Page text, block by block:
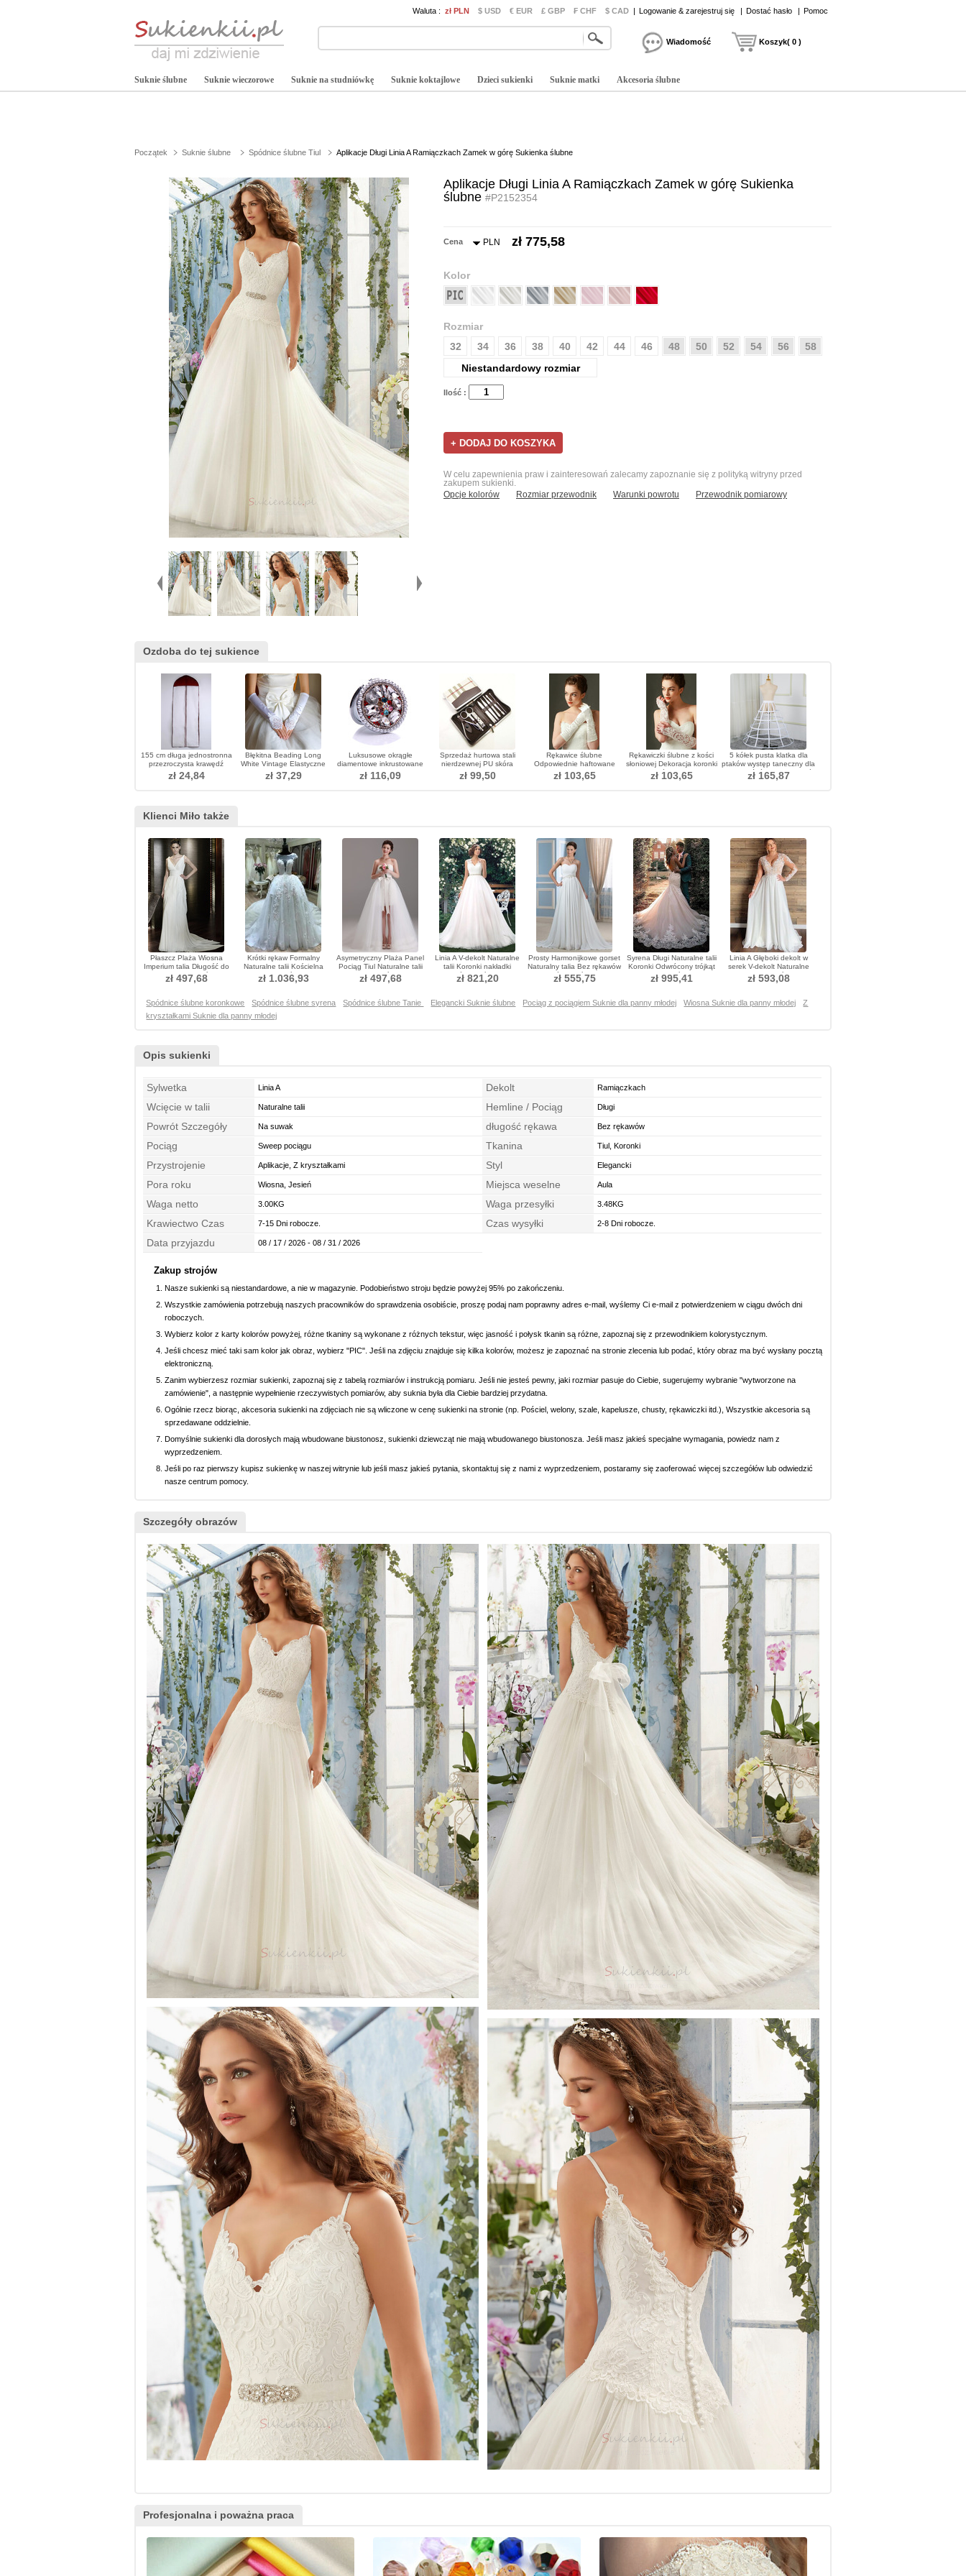
Waluta : zł PLN $ USD € EUR £ GBP ₣ CHF $ CAD | Logowanie & zarejestruj się | Dostać hasło | Pomoc
Wiadomość Koszyk( 0 )
Suknie ślubne Suknie wieczorowe Suknie na studniówkę Suknie koktajlowe Dzieci sukienki Suknie matki Akcesoria ślubne
Początek Suknie ślubne Spódnice ślubne Tiul Aplikacje Długi Linia A Ramiączkach Zamek w górę Sukienka ślubne
Aplikacje Długi Linia A Ramiączkach Zamek w górę Sukienka
ślubne #P2152354
Cena PLN zł 775,58
Kolor
Rozmiar
32
34 36 38 40 42 44 46 48 50 52 54 56
58
Niestandardowy rozmiar
Ilość :
W celu zapewnienia praw i zainteresowań zalecamy zapoznanie się z polityką witryny przed
zakupem sukienki.
Opcje kolorów
Rozmiar przewodnik Warunki powrotu Przewodnik pomiarowy
Ozdoba do tej sukience
155 cm długa jednostronna
przezroczysta krawędź
pokryta kurzem suknia
ślubna worek na kurz
zł 24,84
Błękitna Beading Long
White Vintage Elastyczne
Rękawiczki Satyna
zł 37,29
Luksusowe okrągłe
diamentowe inkrustowane
składane ozdoby
zł 116,09
Sprzedaż hurtowa stali
nierdzewnej PU skóra
najwyższej klasy garnitury
klipy do paznokci
zł 99,50
Rękawice ślubne
Odpowiednie haftowane
satynowe palce pełne
zł 103,65
Rękawiczki ślubne z kości
słoniowej Dekoracja koronki
tkaniny Półprzezroczyste
jesień
zł 103,65
5 kółek pusta klatka dla
ptaków występ taneczny dla
nowożeńców cosplay pięć
kółek z regulowaną halką
zł 165,87
Klienci Miło także
Płaszcz Plaża Wiosna
Imperium talia Długość do
podłogi Sukienka ślubne
zł 497,68
Krótki rękaw Formalny
Naturalne talii Kościelna
Sukienka ślubne
zł 1.036,93
Asymetryczny Plaża Panel
Pociąg Tiul Naturalne talii
Sukienka ślubne
zł 497,68
Linia A V-dekolt Naturalne
talii Koronki nakładki
Spódnica ślubne
zł 821,20
Prosty Harmonijkowe gorset
Naturalny talia Bez rękawów
Spódnica ślubne
zł 555,75
Syrena Długi Naturalne talii
Koronki Odwrócony trójkąt
Sukienka ślubne
zł 995,41
Linia A Głęboki dekolt w
serek V-dekolt Naturalne
talii Sukienka ślubne
zł 593,08
Spódnice ślubne koronkowe Spódnice ślubne syrena Spódnice ślubne Tanie Elegancki Suknie ślubne Pociąg z pociągiem Suknie dla panny młodej Wiosna Suknie dla panny młodej
Z
kryształkami Suknie dla panny młodej
Opis sukienki
Sylwetka Linia A Dekolt Ramiączkach
Wcięcie w talii Naturalne talii Hemline / Pociąg Długi
Powrót Szczegóły Na suwak długość rękawa Bez rękawów
Pociąg Sweep pociągu Tkanina Tiul, Koronki
Przystrojenie Aplikacje, Z kryształkami Styl Elegancki
Pora roku Wiosna, Jesień Miejsca weselne Aula
Waga netto 3.00KG Waga przesyłki 3.48KG
Krawiectwo Czas 7-15 Dni robocze. Czas wysyłki 2-8 Dni robocze.
Data przyjazdu 08 / 17 / 2026 - 08 / 31 / 2026
Zakup strojów
Nasze sukienki są niestandardowe, a nie w magazynie. Podobieństwo stroju będzie powyżej 95% po zakończeniu.
Wszystkie zamówienia potrzebują naszych pracowników do sprawdzenia osobiście, proszę podaj nam poprawny adres e-mail, wyślemy Ci e-mail z potwierdzeniem w ciągu dwóch dni
roboczych.
Wybierz kolor z karty kolorów powyżej, różne tkaniny są wykonane z różnych tekstur, więc jasność i połysk tkanin są różne, zapoznaj się z przewodnikiem kolorystycznym.
Jeśli chcesz mieć taki sam kolor jak obraz, wybierz "PIC". Jeśli na zdjęciu znajduje się kilka kolorów, możesz je zapoznać na stronie zlecenia lub podać, który obraz ma być wysłany pocztą
elektroniczną.
Zanim wybierzesz rozmiar sukienki, zapoznaj się z tabelą rozmiarów i instrukcją pomiaru. Jeśli nie jesteś pewny, jaki rozmiar pasuje do Ciebie, sugerujemy wybranie "wytworzone na
zamówienie", a następnie wypełnienie rzeczywistych pomiarów, aby suknia była dla Ciebie bardziej przydatna.
Ogólnie rzecz biorąc, akcesoria sukienki na zdjęciach nie są wliczone w cenę sukienki na stronie (np. Pościel, welony, szale, kapelusze, chusty, rękawiczki itd.), Wszystkie akcesoria są
sprzedawane oddzielnie.
Domyślnie sukienki dla dorosłych mają wbudowane biustonosz, sukienki dziewcząt nie mają wbudowanego biustonosza. Jeśli masz jakieś specjalne wymagania, powiedz nam z
wyprzedzeniem.
Jeśli po raz pierwszy kupisz sukienkę w naszej witrynie lub jeśli masz jakieś pytania, skontaktuj się z nami z wyprzedzeniem, postaramy się zaoferować więcej szczegółów lub odwiedzić
nasze centrum pomocy.
Szczegóły obrazów
Profesjonalna i poważna praca